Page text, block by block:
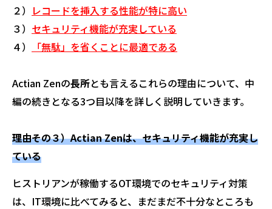
２） レコードを挿入する性能が特に高い
３） セキュリティ機能が充実している
４）
「無駄」を省くことに最適である
Actian Zenの長所とも言えるこれらの理由について、中
編の続きとなる3つ目以降を詳しく説明していきます。
理由その３）Actian Zenは、セキュリティ機能が充実し
ている
ヒストリアンが稼働するOT環境でのセキュリティ対策
は、IT環境に比べてみると、まだまだ不十分なところも